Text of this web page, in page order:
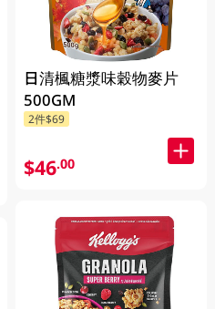
日清楓糖漿味穀物麥片
500GM
2件$69
$46.00